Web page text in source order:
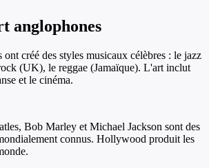
anglophones
ont créé des styles musicaux célèbres : le jazz
(UK), le reggae (Jamaïque). L'art inclut
et le cinéma.
Bob Marley et Michael Jackson sont des
connus. Hollywood produit les